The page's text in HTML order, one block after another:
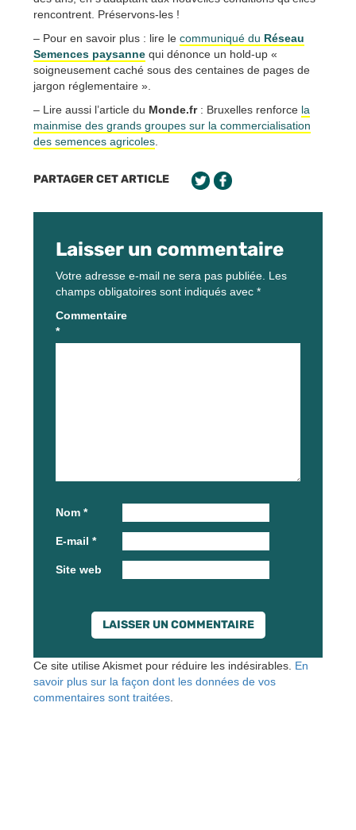
rencontrent. Préservons-les !
– Pour en savoir plus : lire le communiqué du Réseau
Semences paysanne qui dénonce un hold-up «
soigneusement caché sous des centaines de pages de
jargon réglementaire ».
– Lire aussi l’article du Monde.fr: Bruxelles renforce la
mainmise des grands groupes sur la commercialisation
des semences agricoles.
PARTAGER CET ARTICLE
Laisser un commentaire
Votre adresse e-mail ne sera pas publiée. Les
champs obligatoires sont indiqués avec *
Commentaire
*
Nom *
E-mail *
Site web
Ce site utilise Akismet pour réduire les indésirables. En
savoir plus sur la façon dont les données de vos
commentaires sont traitées.